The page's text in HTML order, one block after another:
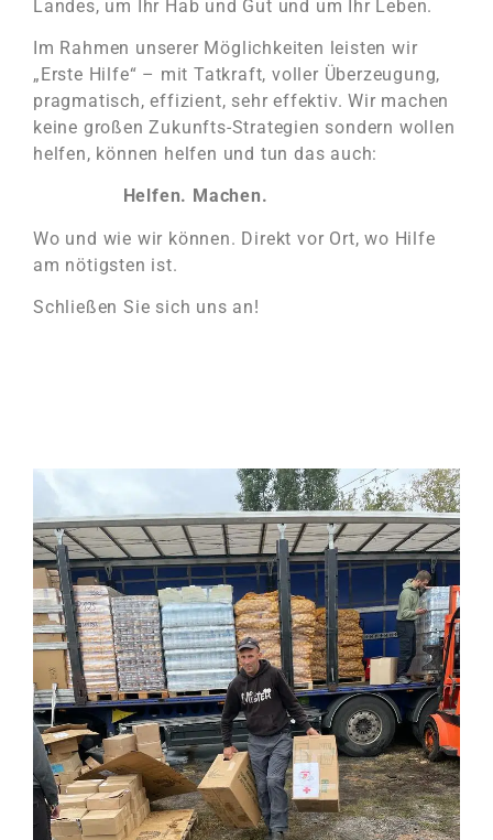
Landes, um Ihr Hab und Gut und um Ihr Leben.
Im Rahmen unserer Möglichkeiten leisten wir
„Erste Hilfe“ – mit Tatkraft, voller Überzeugung,
pragmatisch, effizient, sehr effektiv. Wir machen
keine großen Zukunfts-Strategien sondern wollen
helfen, können helfen und tun das auch:
Helfen. Machen.
Wo und wie wir können. Direkt vor Ort, wo Hilfe
am nötigsten ist.
Schließen Sie sich uns an!